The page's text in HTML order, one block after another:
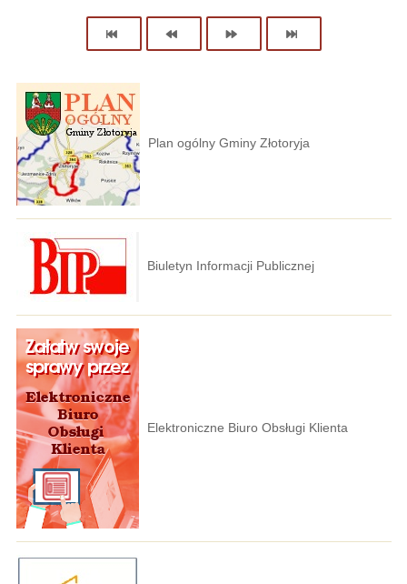
Plan ogólny Gminy Złotoryja
Biuletyn Informacji Publicznej
Elektroniczne Biuro Obsługi Klienta